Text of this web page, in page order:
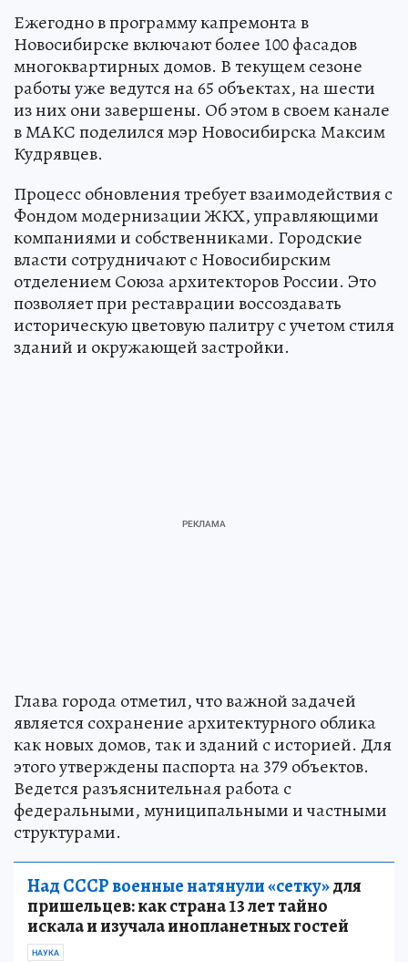
Ежегодно в программу капремонта в
Новосибирске включают более 100 фасадов
многоквартирных домов. В текущем сезоне
работы уже ведутся на 65 объектах, на шести
из них они завершены. Об этом в своем канале
в МАКС поделился мэр Новосибирска Максим
Кудрявцев.
Процесс обновления требует взаимодействия с
Фондом модернизации ЖКХ, управляющими
компаниями и собственниками. Городские
власти сотрудничают с Новосибирским
отделением Союза архитекторов России. Это
позволяет при реставрации воссоздавать
историческую цветовую палитру с учетом стиля
зданий и окружающей застройки.
Глава города отметил, что важной задачей
является сохранение архитектурного облика
как новых домов, так и зданий с историей. Для
этого утверждены паспорта на 379 объектов.
Ведется разъяснительная работа с
федеральными, муниципальными и частными
структурами.
Над СССР военные натянули «сетку»для
пришельцев: как страна 13 лет тайно
искала и изучала инопланетных гостей
НАУКА